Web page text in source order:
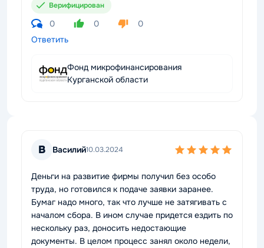
Верифицирован
0 0
0
Ответить
Фонд микрофинансирования
Курганской области
В Василий10.03.2024
Деньги на развитие фирмы получил без особо
труда, но готовился к подаче заявки заранее.
Бумаг надо много, так что лучше не затягивать с
началом сбора. В ином случае придется ездить по
нескольку раз, доносить недостающие
документы. В целом процесс занял около недели,